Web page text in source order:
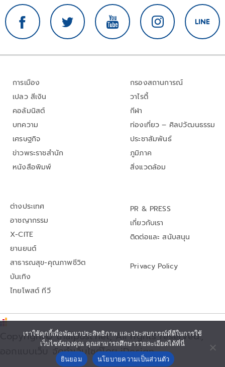
การเมือง
เปลว สีเงิน
คอลัมนิสต์
บทความ
เศรษฐกิจ
ข่าวพระราชสำนัก
หนังสือพิมพ์
กรองสถานการณ์
วาไรตี้
กีฬา
ท่องเที่ยว – ศิลปวัฒนธรรม
ประชาสัมพันธ์
ภูมิภาค
สิ่งแวดล้อม
ต่างประเทศ
อาชญากรรม
X-CITE
ยานยนต์
สาธารณสุข-คุณภาพชีวิต
บันเทิง
ไทยโพสต์ ทีวี
PR & PRESS
เกี่ยวกับเรา
ติดต่อและ สนับสนุน
Privacy Policy
Copyright© thaipost.net, All rights reserved.,
ออกแบบเว็บ จัดทำเว็บไซต์โดย iDesign
เราใช้คุกกี้เพื่อพัฒนาประสิทธิภาพ และประสบการณ์ที่ดีในการใช้
เว็บไซต์ของคุณ คุณสามารถศึกษารายละเอียดได้ที่นี่
ยินยอม
นโยบายความเป็นส่วนตัว